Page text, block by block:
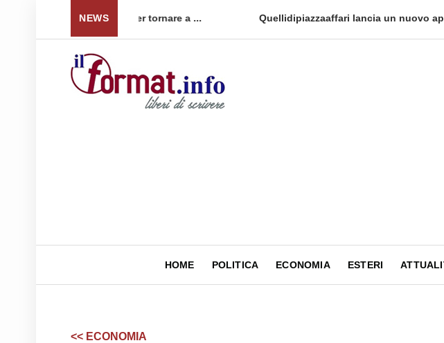
NEWS
per tornare a ... Quellidipiazzaaffari lancia un nuovo appuntamento in terra
HOME POLITICA ECONOMIA ESTERI
<< ECONOMIA